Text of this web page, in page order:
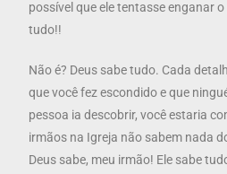
possível que ele tentasse enganar
tudo!!
Não é? Deus sabe tudo. Cada
que você fez escondido e que
pessoa ia descobrir, você estaria
irmãos na Igreja não sabem nada
Deus sabe, meu irmão! Ele sabe